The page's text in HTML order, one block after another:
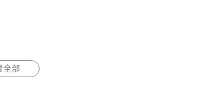
全部